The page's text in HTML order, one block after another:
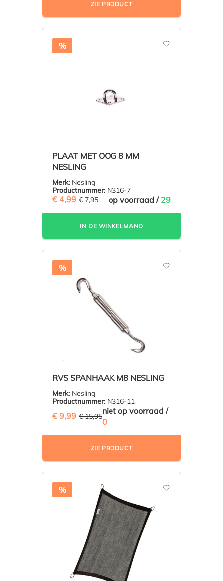
ZIE PRODUCT
%
PLAAT MET OOG 8 MM
NESLING
Merk: Nesling
Productnummer: N316-7
€ 4,99 € 7,95(37.23% BESPAARD)
op voorraad / 29
IN DE WINKELMAND
%
RVS SPANHAAK M8 NESLING
Merk: Nesling
Productnummer: N316-11
€ 9,99 € 15,95(37.37% BESPAARD)
niet op voorraad /
0
ZIE PRODUCT
%